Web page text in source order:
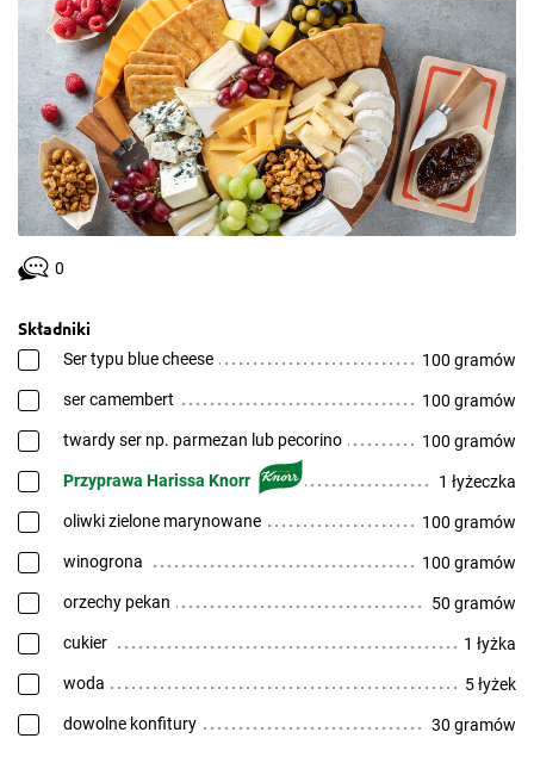
0
Składniki
Ser typu blue cheese 100 gramów
ser camembert 100 gramów
twardy ser np. parmezan lub pecorino 100 gramów
Przyprawa Harissa Knorr 1 łyżeczka
oliwki zielone marynowane 100 gramów
winogrona 100 gramów
orzechy pekan 50 gramów
cukier 1 łyżka
woda 5 łyżek
dowolne konfitury 30 gramów